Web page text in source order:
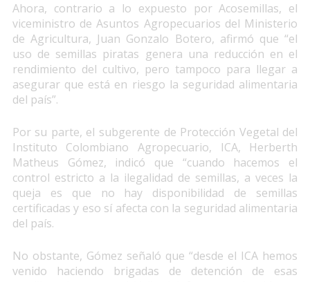
Ahora, contrario a lo expuesto por Acosemillas, el
viceministro de Asuntos Agropecuarios del Ministerio
de Agricultura, Juan Gonzalo Botero, afirmó que “el
uso de semillas piratas genera una reducción en el
rendimiento del cultivo, pero tampoco para llegar a
asegurar que está en riesgo la seguridad alimentaria
del país”.
Por su parte, el subgerente de Protección Vegetal del
Instituto Colombiano Agropecuario, ICA, Herberth
Matheus Gómez, indicó que “cuando hacemos el
control estricto a la ilegalidad de semillas, a veces la
queja es que no hay disponibilidad de semillas
certificadas y eso sí afecta con la seguridad alimentaria
del país.
No obstante, Gómez señaló que “desde el ICA hemos
venido haciendo brigadas de detención de esas